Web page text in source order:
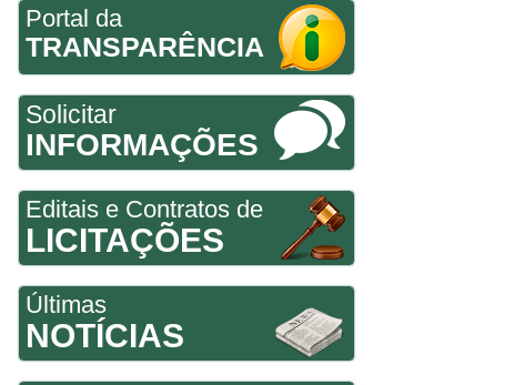
Portal da
TRANSPARÊNCIA
Solicitar
INFORMAÇÕES
Editais e Contratos de
LICITAÇÕES
Últimas
NOTÍCIAS